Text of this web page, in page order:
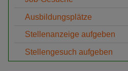
Ausbildungsplätze
Stellenanzeige aufgeben
Stellengesuch aufgeben